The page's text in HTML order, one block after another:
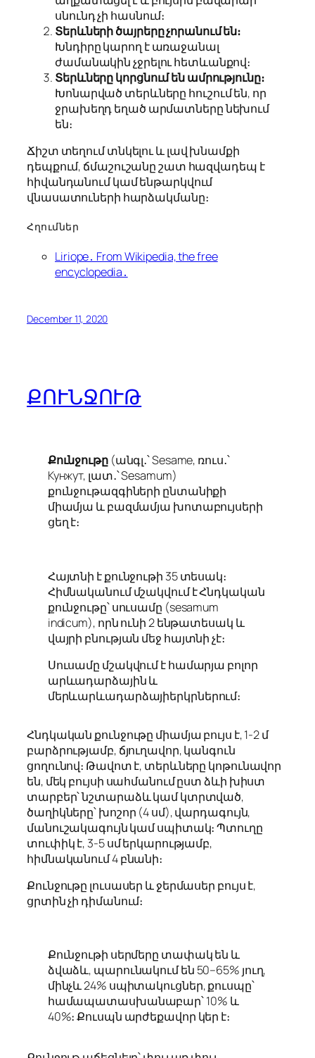
սնունդ չի հասնում։
Տերևների ծայրերը չորանում են։
Խնդիրը կարող է առաջանալ
ժամանակին չջրելու հետևանքով։
Տերևները կորցնում են ամրությունը։
Խոնարված տերևները հուշում են, որ
ջրախեղդ եղած արմատները նեխում
են։
Ճիշտ տեղում տնկելու և լավ խնամքի
դեպքում, ճմաշուշանը շատ հազվադեպ է
հիվանդանում կամ ենթարկվում
վնասատուների հարձակմանը։
Հղումներ
Liriope․ From Wikipedia, the free
encyclopedia․
December 11, 2020
ՔՈՒՆՋՈՒԹ
Քունջութը(անգլ․՝ Sesame, ռուս․՝
Кунжут, լատ․՝Sesamum)
քունջութազգիների ընտանիքի
միամյա և բազմամյա խոտաբույսերի
ցեղ է։
Հայտնի է քունջութի 35 տեսակ։
Հիմնականում մշակվում է Հնդկական
քունջութը՝ սուսամը (sesamum
indicum), որն ունի 2 ենթատեսակ և
վայրի բնության մեջ հայտնի չէ։
Սուսամը մշակվում է համարյա բոլոր
արևադարձային և
մերևարևադարձայիերկրներում։
Հնդկական քունջութը միամյա բույս է, 1-2 մ
բարձրությամբ, ճյուղավոր, կանգուն
ցողունով։ Թավոտ է, տերևները կոթունավոր
են, մեկ բույսի սահմանում ըստ ձևի խիստ
տարբեր՝ նշտարաձև կամ կտրտված,
ծաղիկները՝ խոշոր (4 սմ), վարդագույն,
մանուշակագույն կամ սպիտակ։ Պտուղը
տուփիկ է, 3-5 սմ երկարությամբ,
հիմնականում 4 բնանի։
Քունջութը լուսասեր և ջերմասեր բույս է,
ցրտին չի դիմանում։
Քունջութի սերմերը տափակ են և
ձվաձև, պարունակում են 50–65% յուղ,
մինչև 24% սպիտակուցներ, քուսպը՝
համապատասխանաբար՝ 10% և
40%։ Քուսպն արժեքավոր կեր է։